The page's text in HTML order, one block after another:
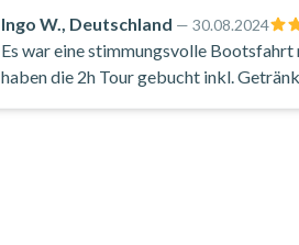
Ingo W., Deutschland — 30.08.2024
Es war eine stimmungsvolle
haben die 2h Tour gebucht inkl.